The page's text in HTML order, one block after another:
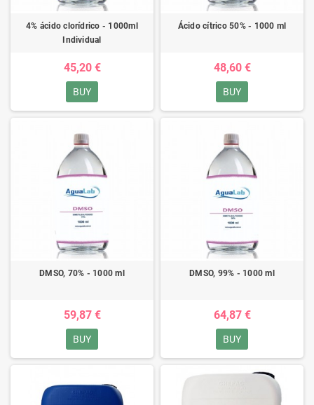
4% ácido clorídrico - 1000ml
Individual
45,20 €
BUY
Ácido cítrico 50% - 1000 ml
48,60 €
BUY
DMSO, 70% - 1000 ml
59,87 €
BUY
DMSO, 99% - 1000 ml
64,87 €
BUY